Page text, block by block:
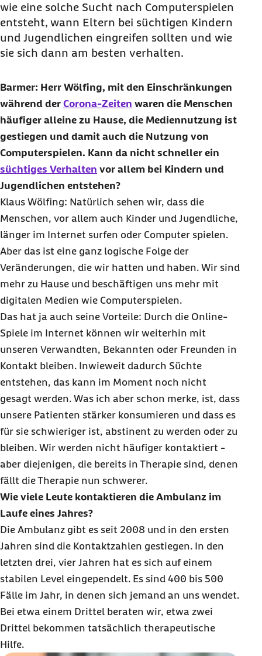
wie eine solche Sucht nach Computerspielen
entsteht, wann Eltern bei süchtigen Kindern
und Jugendlichen eingreifen sollten und wie
sie sich dann am besten verhalten.
Barmer: Herr Wölfing, mit den Einschränkungen
während der Corona-Zeiten waren die Menschen
häufiger alleine zu Hause, die Mediennutzung ist
gestiegen und damit auch die Nutzung von
Computerspielen. Kann da nicht schneller ein
süchtiges Verhalten vor allem bei Kindern und
Jugendlichen entstehen?
Klaus Wölfing: Natürlich sehen wir, dass die
Menschen, vor allem auch Kinder und Jugendliche,
länger im Internet surfen oder Computer spielen.
Aber das ist eine ganz logische Folge der
Veränderungen, die wir hatten und haben. Wir sind
mehr zu Hause und beschäftigen uns mehr mit
digitalen Medien wie Computerspielen.
Das hat ja auch seine Vorteile: Durch die Online-
Spiele im Internet können wir weiterhin mit
unseren Verwandten, Bekannten oder Freunden in
Kontakt bleiben. Inwieweit dadurch Süchte
entstehen, das kann im Moment noch nicht
gesagt werden. Was ich aber schon merke, ist, dass
unsere Patienten stärker konsumieren und dass es
für sie schwieriger ist, abstinent zu werden oder zu
bleiben. Wir werden nicht häufiger kontaktiert -
aber diejenigen, die bereits in Therapie sind, denen
fällt die Therapie nun schwerer.
Wie viele Leute kontaktieren die Ambulanz im
Laufe eines Jahres?
Die Ambulanz gibt es seit 2008 und in den ersten
Jahren sind die Kontaktzahlen gestiegen. In den
letzten drei, vier Jahren hat es sich auf einem
stabilen Level eingependelt. Es sind 400 bis 500
Fälle im Jahr, in denen sich jemand an uns wendet.
Bei etwa einem Drittel beraten wir, etwa zwei
Drittel bekommen tatsächlich therapeutische
Hilfe.